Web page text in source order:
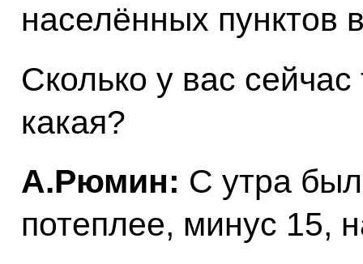
населённых пунктов
Сколько у вас
какая?
А.Рюмин: С утра
потеплее, минус 15,